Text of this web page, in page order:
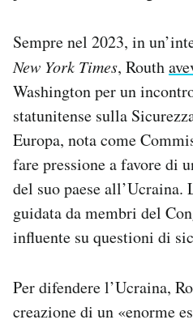
Sempre nel 2023, in
New York Times, Routh
Washington per un
statunitense sulla
Europa, nota come
fare pressione a favore di
del suo paese all’Ucraina.
guidata da membri del
influente su questioni di
Per difendere l’Ucraina,
creazione di un «enorme